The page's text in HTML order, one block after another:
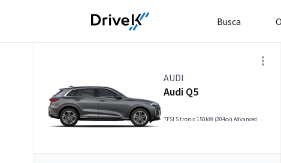
Busca
AUDI
Audi Q5
TFSI S tronic 150kW (204cv) Advanced